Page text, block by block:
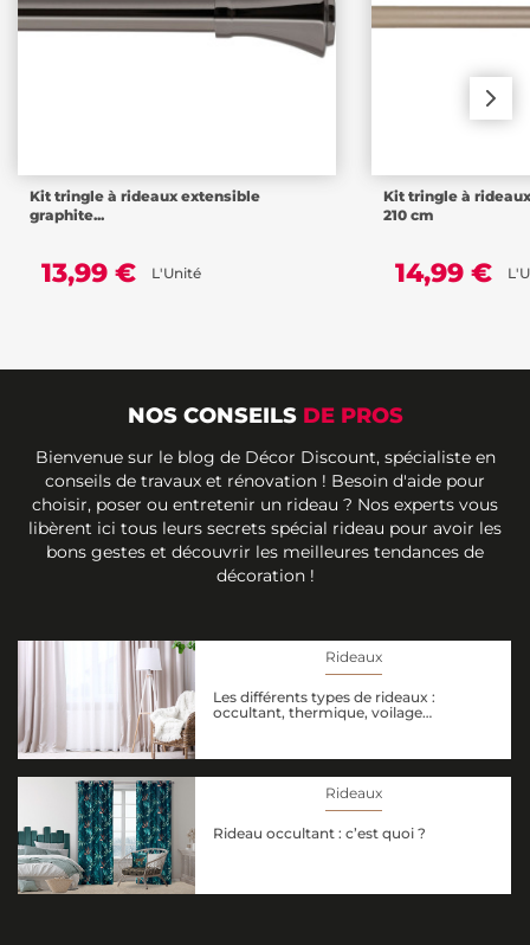
Kit tringle à rideaux extensible
graphite...
13,99 € L'Unité
Kit tringle à
210 cm
14,99 €
NOS CONSEILS DE PROS
Bienvenue sur le blog de Décor Discount, spécialiste en
conseils de travaux et rénovation ! Besoin d'aide pour
choisir, poser ou entretenir un rideau ? Nos experts vous
libèrent ici tous leurs secrets spécial rideau pour avoir les
bons gestes et découvrir les meilleures tendances de
décoration !
Rideaux
Les différents types de rideaux :
occultant, thermique, voilage…
Rideaux
Rideau occultant : c’est quoi ?